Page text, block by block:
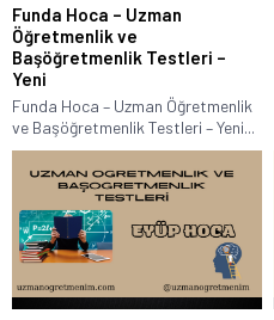
Funda Hoca – Uzman
Öğretmenlik ve
Başöğretmenlik Testleri –
Yeni
Funda Hoca – Uzman Öğretmenlik
ve Başöğretmenlik Testleri – Yeni...